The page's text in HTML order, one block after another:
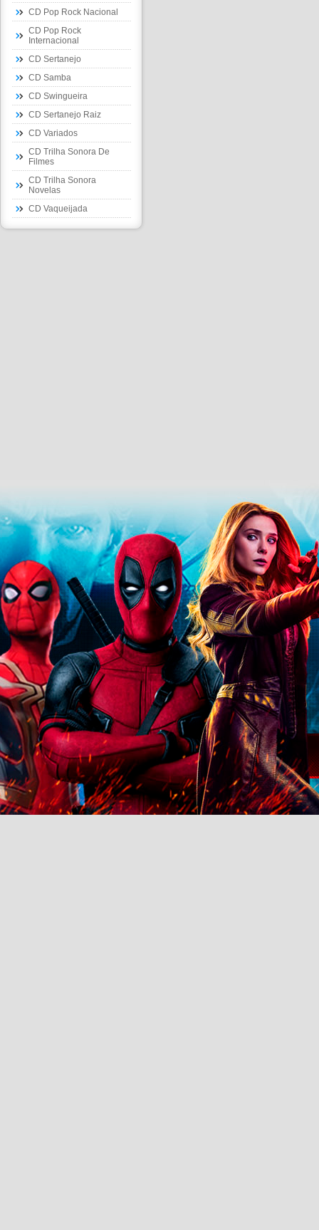
CD Pop Rock Nacional
CD Pop Rock
Internacional
CD Sertanejo
CD Samba
CD Swingueira
CD Sertanejo Raiz
CD Variados
CD Trilha Sonora De
Filmes
CD Trilha Sonora
Novelas
CD Vaqueijada